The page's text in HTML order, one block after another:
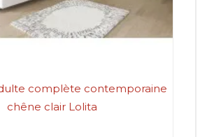
complète contemporaine
chêne clair Lolita